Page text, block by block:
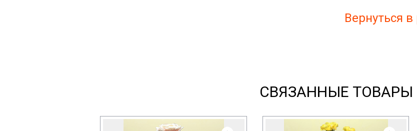
Вернуться
СВЯЗАННЫЕ ТОВАРЫ